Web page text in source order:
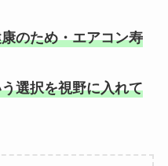
のため・エアコン寿
選択を視野に入れて